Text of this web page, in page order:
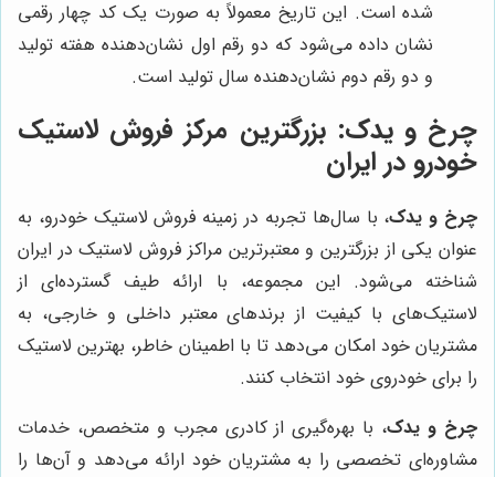
شده است. این تاریخ معمولاً به صورت یک کد چهار رقمی
نشان داده می‌شود که دو رقم اول نشان‌دهنده هفته تولید
و دو رقم دوم نشان‌دهنده سال تولید است.
چرخ و یدک: بزرگترین مرکز فروش لاستیک
خودرو در ایران
چرخ و یدک، با سال‌ها تجربه در زمینه فروش لاستیک خودرو، به
عنوان یکی از بزرگترین و معتبرترین مراکز فروش لاستیک در ایران
شناخته می‌شود. این مجموعه، با ارائه طیف گسترده‌ای از
لاستیک‌های با کیفیت از برندهای معتبر داخلی و خارجی، به
مشتریان خود امکان می‌دهد تا با اطمینان خاطر، بهترین لاستیک
را برای خودروی خود انتخاب کنند.
چرخ و یدک، با بهره‌گیری از کادری مجرب و متخصص، خدمات
مشاوره‌ای تخصصی را به مشتریان خود ارائه می‌دهد و آن‌ها را